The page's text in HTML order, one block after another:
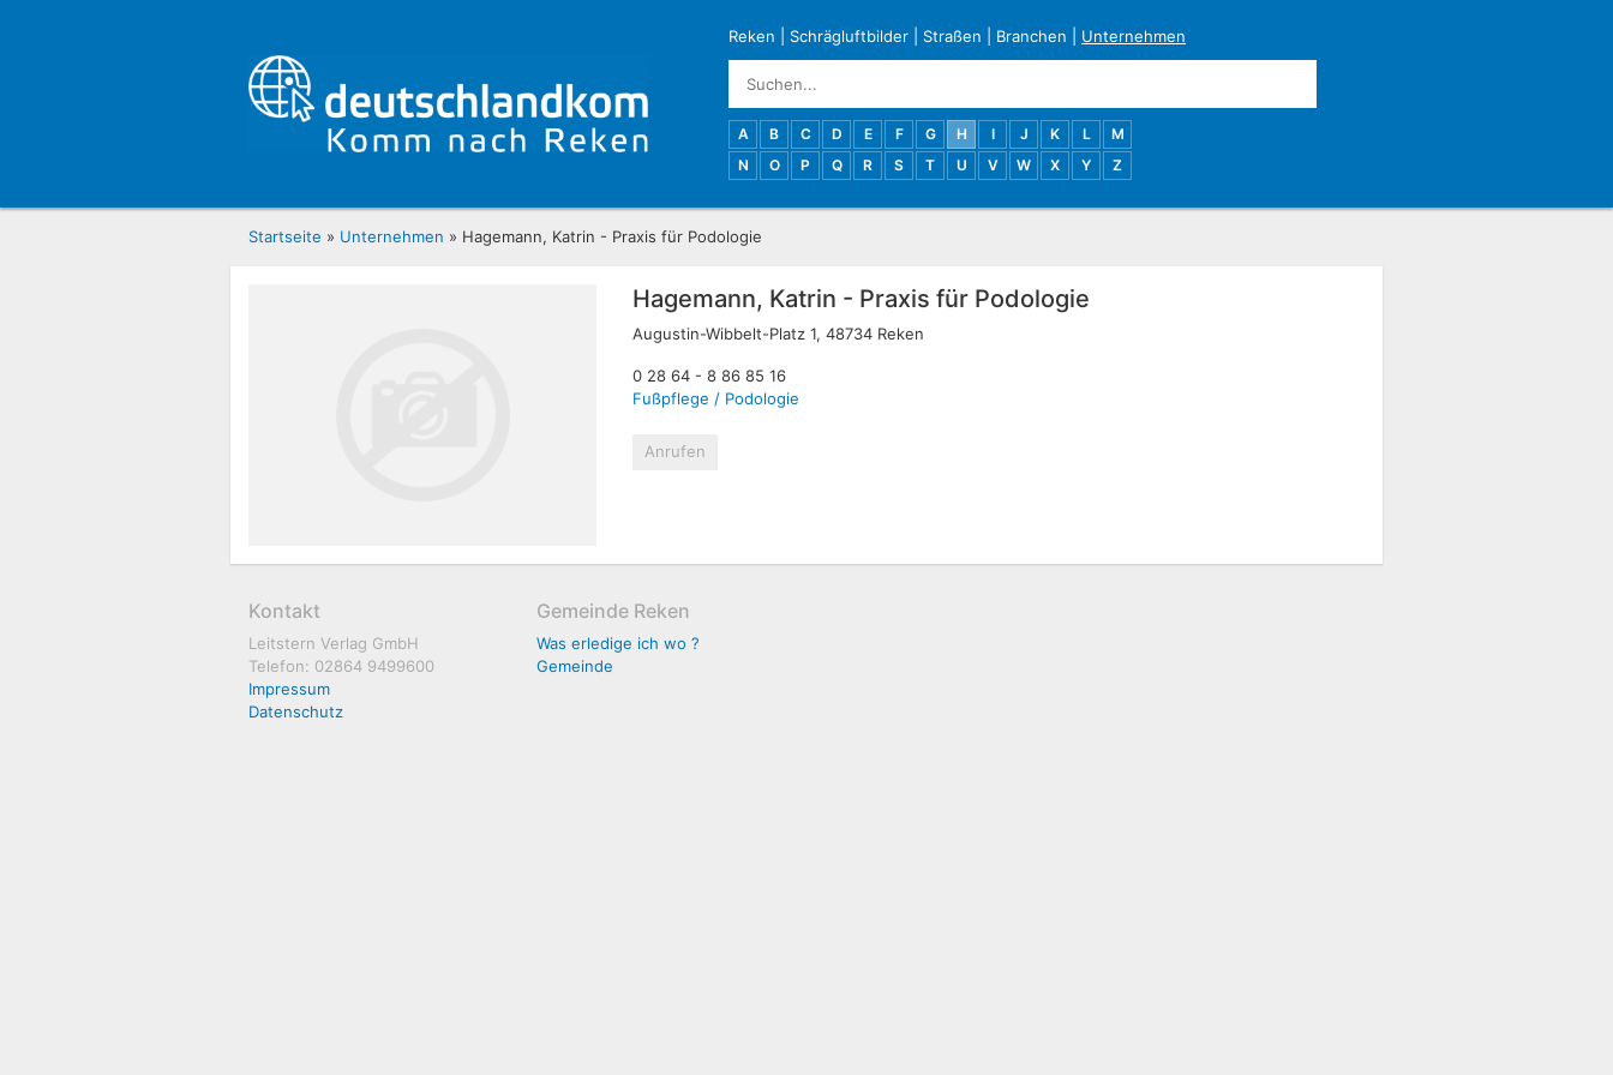
Reken Schrägluftbilder Straßen Branchen Unternehmen
A B C D E F G H I J K L
M
N
O P Q R S T U V W X Y Z
Startseite » Unternehmen » Hagemann, Katrin - Praxis für Podologie
Hagemann, Katrin - Praxis für Podologie
Augustin-Wibbelt-Platz 1, 48734 Reken
0 28 64 - 8 86 85 16
Fußpflege / Podologie
Anrufen
Kontakt
Leitstern Verlag GmbH
Telefon: 02864 9499600
Impressum
Datenschutz
Gemeinde Reken
Was erledige ich wo ?
Gemeinde